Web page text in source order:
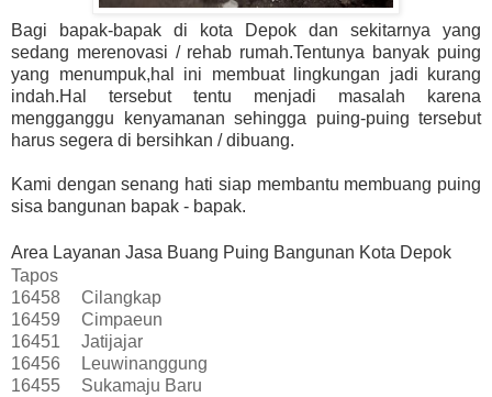
Bagi bapak-bapak di kota Depok dan sekitarnya yang
sedang merenovasi / rehab rumah.Tentunya banyak puing
yang menumpuk,hal ini membuat lingkungan jadi kurang
indah.Hal tersebut tentu menjadi masalah karena
mengganggu kenyamanan sehingga puing-puing tersebut
harus segera di bersihkan / dibuang.
Kami dengan senang hati siap membantu membuang puing
sisa bangunan bapak - bapak.
Area Layanan Jasa Buang Puing Bangunan Kota Depok
Tapos
16458
Cilangkap
16459
Cimpaeun
16451
Jatijajar
16456
Leuwinanggung
16455
Sukamaju Baru